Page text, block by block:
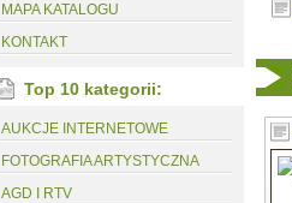
MAPA KATALOGU
KONTAKT
Top 10 kategorii:
AUKCJE INTERNETOWE
FOTOGRAFIA ARTYSTYCZNA
AGD I RTV